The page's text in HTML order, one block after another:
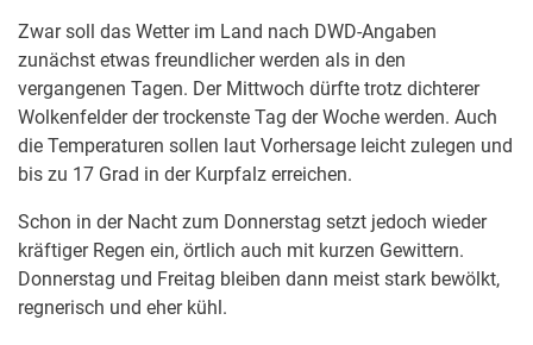
Zwar soll das Wetter im Land nach DWD-Angaben
zunächst etwas freundlicher werden als in den
vergangenen Tagen. Der Mittwoch dürfte trotz dichterer
Wolkenfelder der trockenste Tag der Woche werden. Auch
die Temperaturen sollen laut Vorhersage leicht zulegen und
bis zu 17 Grad in der Kurpfalz erreichen.
Schon in der Nacht zum Donnerstag setzt jedoch wieder
kräftiger Regen ein, örtlich auch mit kurzen Gewittern.
Donnerstag und Freitag bleiben dann meist stark bewölkt,
regnerisch und eher kühl.